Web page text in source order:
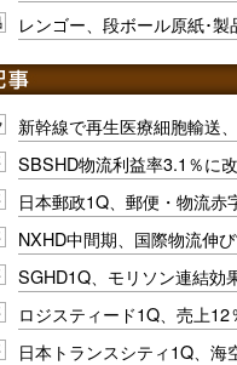
レンゴー、段ボール原紙･製
新幹線で再生医療細胞輸送
SBSHD物流利益率3.1％に
日本郵政1Q、郵便・物流赤
NXHD中間期、国際物流伸
SGHD1Q、モリソン連結効
ロジスティード1Q、売上
日本トランスシティ1Q、海